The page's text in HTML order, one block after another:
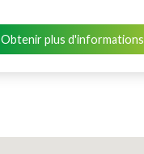
Obtenir plus d'informations